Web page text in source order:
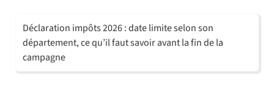
Déclaration impôts 2026 : date limite selon son
département, ce qu’il faut savoir avant la fin de la
campagne